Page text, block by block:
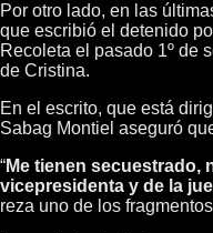
Por otro lado, en las
que escribió el detenido
Recoleta el pasado 1º de
de Cristina.
En el escrito, que está
Sabag Montiel aseguró
“Me tienen secuestrado,
vicepresidenta y de la
reza uno de los